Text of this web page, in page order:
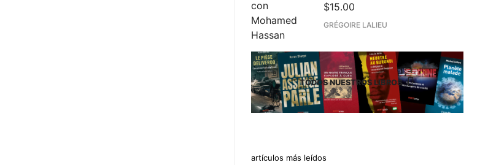
$15.00
GRÉGOIRE LALIEU
TODOS NUESTROS LIBROS
artículos más leídos